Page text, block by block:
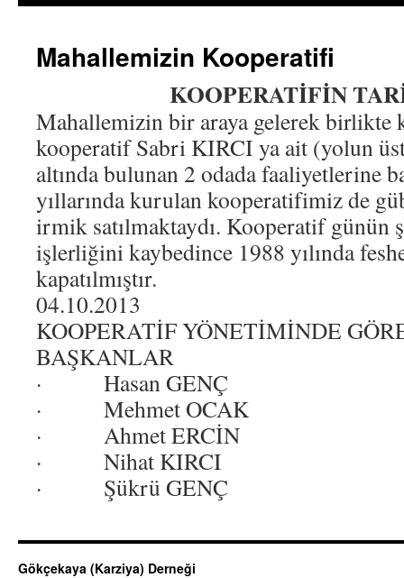
Mahallemizin Kooperatifi
KOOPERATİFİN
Mahallemizin bir araya gelerek birlikte
kooperatif Sabri KIRCI ya ait (yolun
altında bulunan 2 odada faaliyetlerine
yıllarında kurulan kooperatifimiz de
irmik satılmaktaydı. Kooperatif günün
işlerliğini kaybedince 1988 yılında
04.10.2013
KOOPERATİF YÖNETİMİNDE
BAŞKANLAR
· Hasan GENÇ
· Mehmet OCAK
· Ahmet ERCİN
· Nihat KIRCI
· Şükrü GENÇ
Gökçekaya (Karziya) Derneği